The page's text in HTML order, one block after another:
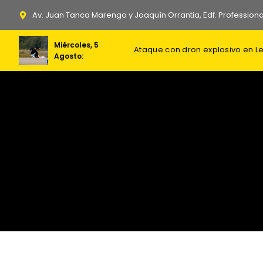
contenido
Av. Juan Tanca Marengo y Joaquín Orrantia, Edf.
Miércoles, 5
Agosto: